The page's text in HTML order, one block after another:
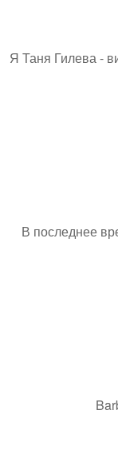
Я Таня Гилева -
В последнее